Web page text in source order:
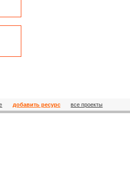
добавить ресурс все проекты